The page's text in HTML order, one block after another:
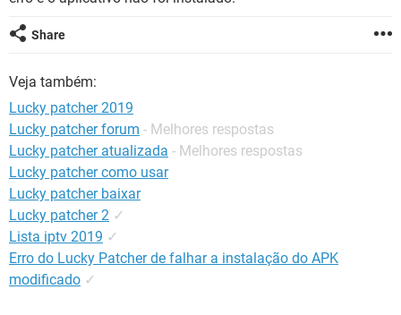
INSTAGRAM
GUIA DE COMPRAS
Share
Veja também:
Lucky patcher 2019
Lucky patcher forum - Melhores respostas
Lucky patcher atualizada - Melhores respostas
Lucky patcher como usar
Lucky patcher baixar
Lucky patcher 2 ✓
Lista iptv 2019 ✓
Erro do Lucky Patcher de falhar a instalação do APK
modificado ✓